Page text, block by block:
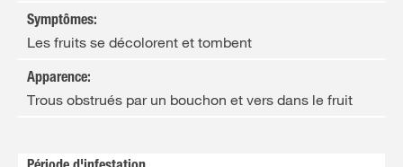
Symptômes:
Les fruits se décolorent et tombent
Apparence:
Trous obstrués par un bouchon et vers dans le fruit